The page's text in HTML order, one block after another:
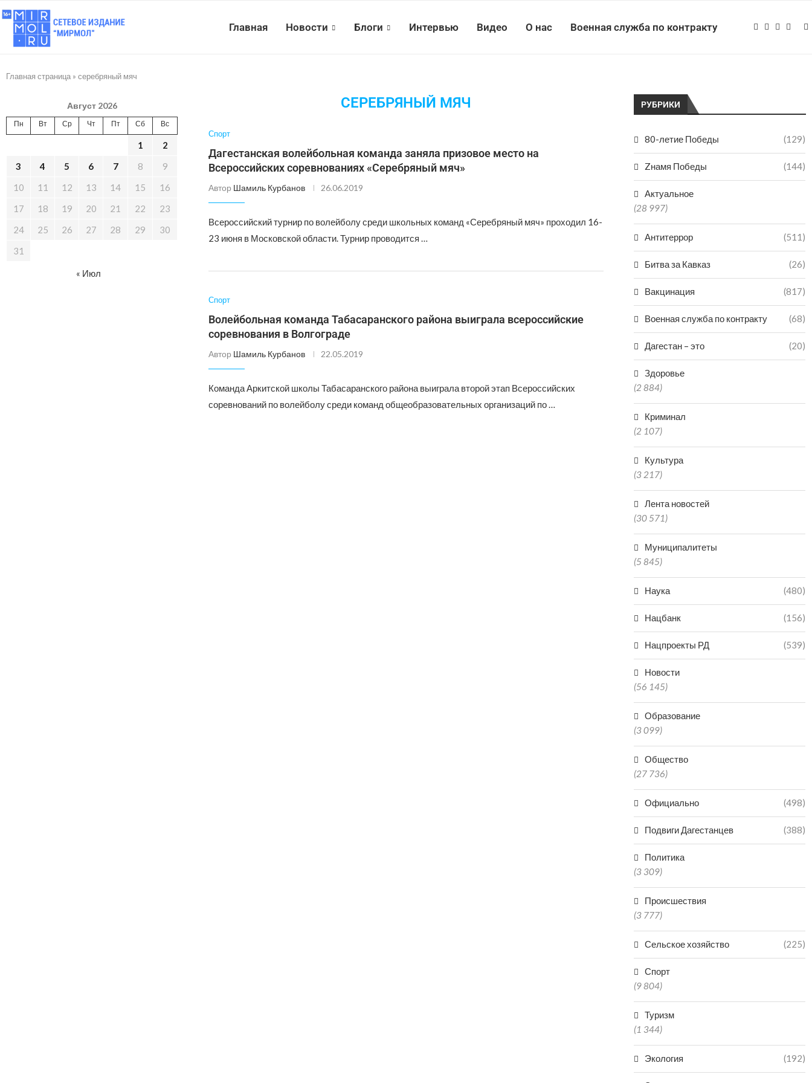
Главная Новости Блоги Интервью Видео О нас Военная служба по контракту
Главная страница » серебряный мяч
СЕРЕБРЯНЫЙ МЯЧ
Спорт
Дагестанская волейбольная команда заняла призовое место на
Всероссийских соревнованиях «Серебряный мяч»
Автор Шамиль Курбанов 26.06.2019
Всероссийский турнир по волейболу среди школьных команд «Серебряный мяч» проходил 16-
23 июня в Московской области. Турнир проводится …
Спорт
Волейбольная команда Табасаранского района выиграла всероссийские
соревнования в Волгограде
Автор Шамиль Курбанов 22.05.2019
Команда Аркитской школы Табасаранского района выиграла второй этап Всероссийских
соревнований по волейболу среди команд общеобразовательных организаций по …
РУБРИКИ
80-летие Победы (129)
Zнамя Победы (144)
Актуальное
(28 997)
Антитеррор (511)
Битва за Кавказ (26)
Вакцинация (817)
Военная служба по контракту (68)
Дагестан – это (20)
Здоровье
(2 884)
Криминал
(2 107)
Культура
(3 217)
Лента новостей
(30 571)
Муниципалитеты
(5 845)
Наука (480)
Нацбанк (156)
Нацпроекты РД (539)
Новости
(56 145)
Образование
(3 099)
Общество
(27 736)
Официально (498)
Подвиги Дагестанцев (388)
Политика
(3 309)
Происшествия
(3 777)
Сельское хозяйство (225)
Спорт
(9 804)
Туризм
(1 344)
Экология (192)
Август 2026
Пн Вт Ср Чт Пт Сб Вс
1
2
3
4 5 6 7 8
9
10
11 12 13 14 15
16
17
18 19 20 21 22
23
24
25 26 27 28 29
30
31
« Июл